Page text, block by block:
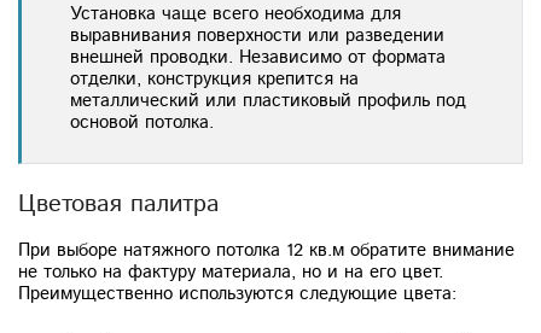
Установка чаще всего необходима для
выравнивания поверхности или разведении
внешней проводки. Независимо от формата
отделки, конструкция крепится на
металлический или пластиковый профиль под
основой потолка.
Цветовая палитра
При выборе натяжного потолка 12 кв.м обратите внимание
не только на фактуру материала, но и на его цвет.
Преимущественно используются следующие цвета: